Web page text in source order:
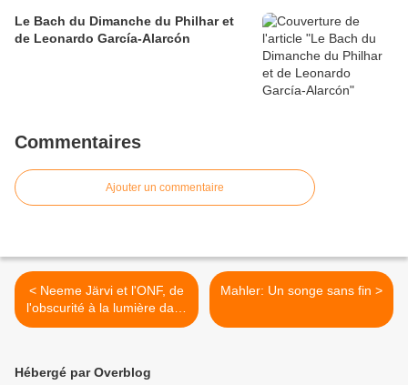
Le Bach du Dimanche du Philhar et
de Leonardo García-Alarcón
Commentaires
Ajouter un commentaire
< Neeme Järvi et l'ONF, de
l'obscurité à la lumière dans
Rachmaninov et
Mahler: Un songe sans fin >
Hébergé par Overblog